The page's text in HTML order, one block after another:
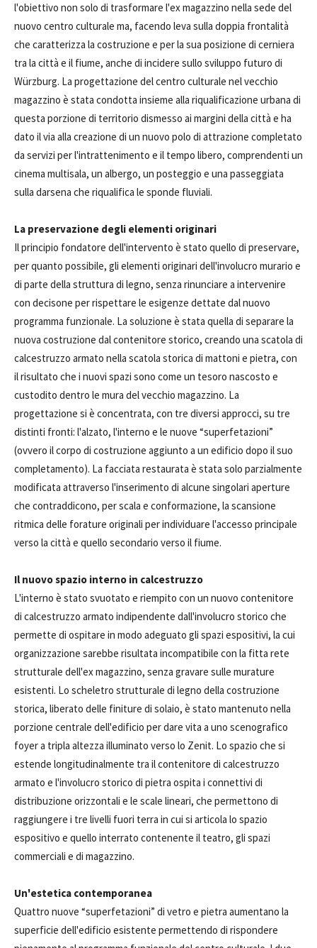
l'obiettivo non solo di trasformare l'ex magazzino nella sede del
nuovo centro culturale ma, facendo leva sulla doppia frontalità
che caratterizza la costruzione e per la sua posizione di cerniera
tra la città e il fiume, anche di incidere sullo sviluppo futuro di
Würzburg. La progettazione del centro culturale nel vecchio
magazzino è stata condotta insieme alla riqualificazione urbana di
questa porzione di territorio dismesso ai margini della città e ha
dato il via alla creazione di un nuovo polo di attrazione completato
da servizi per l'intrattenimento e il tempo libero, comprendenti un
cinema multisala, un albergo, un posteggio e una passeggiata
sulla darsena che riqualifica le sponde fluviali.
La preservazione degli elementi originari
Il principio fondatore dell'intervento è stato quello di preservare,
per quanto possibile, gli elementi originari dell'involucro murario e
di parte della struttura di legno, senza rinunciare a intervenire
con decisone per rispettare le esigenze dettate dal nuovo
programma funzionale. La soluzione è stata quella di separare la
nuova costruzione dal contenitore storico, creando una scatola di
calcestruzzo armato nella scatola storica di mattoni e pietra, con
il risultato che i nuovi spazi sono come un tesoro nascosto e
custodito dentro le mura del vecchio magazzino. La
progettazione si è concentrata, con tre diversi approcci, su tre
distinti fronti: l'alzato, l'interno e le nuove “superfetazioni”
(ovvero il corpo di costruzione aggiunto a un edificio dopo il suo
completamento). La facciata restaurata è stata solo parzialmente
modificata attraverso l'inserimento di alcune singolari aperture
che contraddicono, per scala e conformazione, la scansione
ritmica delle forature originali per individuare l'accesso principale
verso la città e quello secondario verso il fiume.
Il nuovo spazio interno in calcestruzzo
L'interno è stato svuotato e riempito con un nuovo contenitore
di calcestruzzo armato indipendente dall'involucro storico che
permette di ospitare in modo adeguato gli spazi espositivi, la cui
organizzazione sarebbe risultata incompatibile con la fitta rete
strutturale dell'ex magazzino, senza gravare sulle murature
esistenti. Lo scheletro strutturale di legno della costruzione
storica, liberato delle finiture di solaio, è stato mantenuto nella
porzione centrale dell'edificio per dare vita a uno scenografico
foyer a tripla altezza illuminato verso lo Zenit. Lo spazio che si
estende longitudinalmente tra il contenitore di calcestruzzo
armato e l'involucro storico di pietra ospita i connettivi di
distribuzione orizzontali e le scale lineari, che permettono di
raggiungere i tre livelli fuori terra in cui si articola lo spazio
espositivo e quello interrato contenente il teatro, gli spazi
commerciali e di magazzino.
Un'estetica contemporanea
Quattro nuove “superfetazioni” di vetro e pietra aumentano la
superficie dell'edificio esistente permettendo di rispondere